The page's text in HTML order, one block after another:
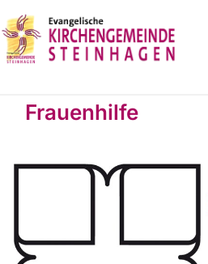
Frauenhilfe